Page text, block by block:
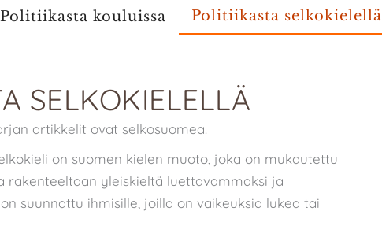
Politiikasta kouluissa Politiikasta selkokielellä
SELKOKIELELLÄ
artikkelit ovat selkosuomea.
on suomen kielen muoto, joka on mukautettu
rakenteeltaan yleiskieltä luettavammaksi ja
suunnattu ihmisille, joilla on vaikeuksia lukea tai